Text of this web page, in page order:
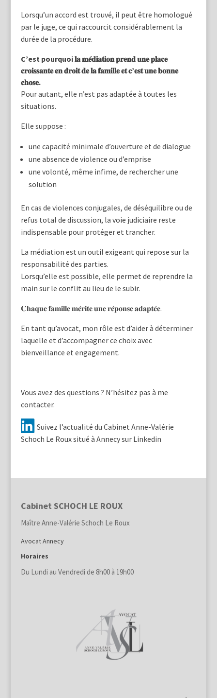
Lorsqu’un accord est trouvé, il peut être homologué
par le juge, ce qui raccourcit considérablement la
durée de la procédure.
C’est pourquoi 𝐥𝐚 𝐦𝐞́𝐝𝐢𝐚𝐭𝐢𝐨𝐧 𝐩𝐫𝐞𝐧𝐝 𝐮𝐧𝐞 𝐩𝐥𝐚𝐜𝐞
𝐜𝐫𝐨𝐢𝐬𝐬𝐚𝐧𝐭𝐞 𝐞𝐧 𝐝𝐫𝐨𝐢𝐭 𝐝𝐞 𝐥𝐚 𝐟𝐚𝐦𝐢𝐥𝐥𝐞 𝐞𝐭 𝐜’𝐞𝐬𝐭 𝐮𝐧𝐞 𝐛𝐨𝐧𝐧𝐞
𝐜𝐡𝐨𝐬𝐞.
Pour autant, elle n’est pas adaptée à toutes les
situations.
Elle suppose :
une capacité minimale d’ouverture et de dialogue
une absence de violence ou d’emprise
une volonté, même infime, de rechercher une
solution
En cas de violences conjugales, de déséquilibre ou de
refus total de discussion, la voie judiciaire reste
indispensable pour protéger et trancher.
La médiation est un outil exigeant qui repose sur la
responsabilité des parties.
Lorsqu’elle est possible, elle permet de reprendre la
main sur le conflit au lieu de le subir.
𝐂𝐡𝐚𝐪𝐮𝐞 𝐟𝐚𝐦𝐢𝐥𝐥𝐞 𝐦𝐞́𝐫𝐢𝐭𝐞 𝐮𝐧𝐞 𝐫𝐞́𝐩𝐨𝐧𝐬𝐞 𝐚𝐝𝐚𝐩𝐭𝐞́𝐞.
En tant qu’avocat, mon rôle est d’aider à déterminer
laquelle et d’accompagner ce choix avec
bienveillance et engagement.
Vous avez des questions ? N’hésitez pas à me
contacter.
Suivez l’actualité du Cabinet Anne-Valérie
Schoch Le Roux situé à Annecy sur Linkedin
Cabinet SCHOCH LE ROUX
Maître Anne-Valérie Schoch Le Roux
Avocat Annecy
Horaires
Du Lundi au Vendredi de 8h00 à 19h00